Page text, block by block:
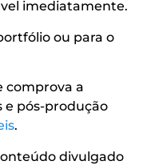
imediatamente.
ou para o
comprova a
e pós-produção
.
divulgado